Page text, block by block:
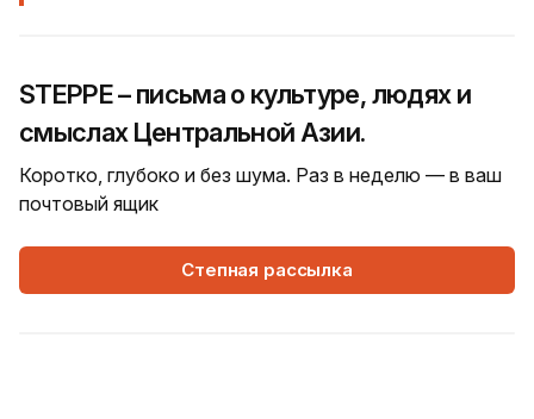
STEPPE – письма о культуре, людях и
смыслах Центральной Азии.
Коротко, глубоко и без шума. Раз в неделю — в ваш
почтовый ящик
Степная рассылка